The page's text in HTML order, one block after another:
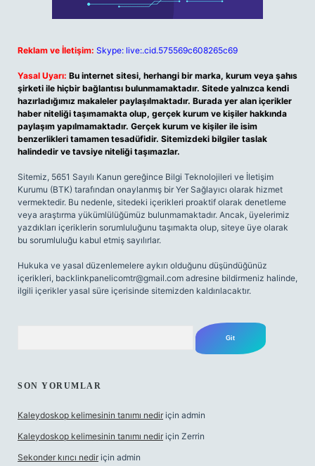
Reklam ve İletişim: Skype: live:.cid.575569c608265c69
Yasal Uyarı: Bu internet sitesi, herhangi bir marka, kurum veya şahıs
şirketi ile hiçbir bağlantısı bulunmamaktadır. Sitede yalnızca kendi
hazırladığımız makaleler paylaşılmaktadır. Burada yer alan içerikler
haber niteliği taşımamakta olup, gerçek kurum ve kişiler hakkında
paylaşım yapılmamaktadır. Gerçek kurum ve kişiler ile isim
benzerlikleri tamamen tesadüfidir. Sitemizdeki bilgiler taslak
halindedir ve tavsiye niteliği taşımazlar.
Sitemiz, 5651 Sayılı Kanun gereğince Bilgi Teknolojileri ve İletişim
Kurumu (BTK) tarafından onaylanmış bir Yer Sağlayıcı olarak hizmet
vermektedir. Bu nedenle, sitedeki içerikleri proaktif olarak denetleme
veya araştırma yükümlülüğümüz bulunmamaktadır. Ancak, üyelerimiz
yazdıkları içeriklerin sorumluluğunu taşımakta olup, siteye üye olarak
bu sorumluluğu kabul etmiş sayılırlar.
Hukuka ve yasal düzenlemelere aykırı olduğunu düşündüğünüz
içerikleri, backlinkpanelicomtr@gmail.com adresine bildirmeniz halinde,
ilgili içerikler yasal süre içerisinde sitemizden kaldırılacaktır.
SON YORUMLAR
Kaleydoskop kelimesinin tanımı nedir için admin
Kaleydoskop kelimesinin tanımı nedir için Zerrin
Sekonder kırıcı nedir için admin